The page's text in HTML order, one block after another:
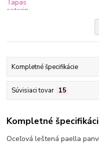
Kompletné špecifikácie
Súvisiaci tovar 15
Kompletné
Oceľová leštená paella